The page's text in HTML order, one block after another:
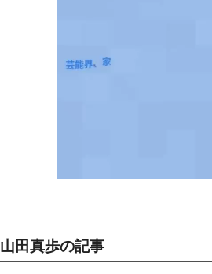
山田真歩の記事